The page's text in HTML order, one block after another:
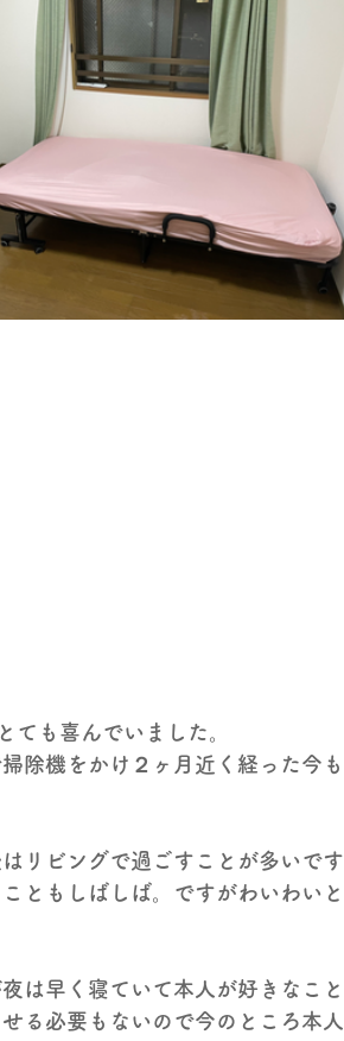
ても喜んでいました。
除機をかけ２ヶ月近く経った今も
リビングで過ごすことが多いです
ともしばしば。ですがわいわいと
は早く寝ていて本人が好きなこと
る必要もないので今のところ本人